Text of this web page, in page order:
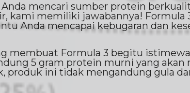
mencari sumber protein
kami memiliki jawabannya!
Anda mencapai kebugaran dan
membuat Formula 3 begitu
5 gram protein murni yang akan
produk ini tidak mengandung gula